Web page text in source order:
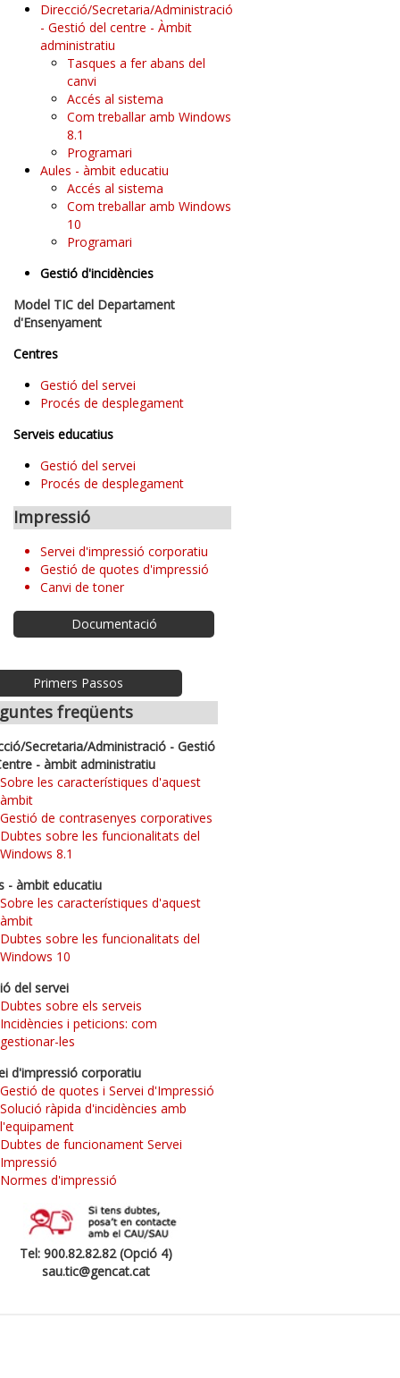
Direcció/Secretaria/Administració
- Gestió del centre - Àmbit
administratiu
Tasques a fer abans del
canvi
Accés al sistema
Com treballar amb Windows
8.1
Programari
Aules - àmbit educatiu
Accés al sistema
Com treballar amb Windows
10
Programari
Gestió d'incidències
Model TIC del Departament
d'Ensenyament
Centres
Gestió del servei
Procés de desplegament
Serveis educatius
Gestió del servei
Procés de desplegament
Impressió
Servei d'impressió corporatiu
Gestió de quotes d'impressió
Canvi de toner
Documentació
Primers Passos
freqüents
Secretaria/Administració - Gestió
- àmbit administratiu
Sobre les característiques d'aquest
àmbit
Gestió de contrasenyes corporatives
Dubtes sobre les funcionalitats del
Windows 8.1
- àmbit educatiu
Sobre les característiques d'aquest
àmbit
Dubtes sobre les funcionalitats del
Windows 10
del servei
Dubtes sobre els serveis
Incidències i peticions: com
gestionar-les
d'impressió corporatiu
Gestió de quotes i Servei d'Impressió
Solució ràpida d'incidències amb
l'equipament
Dubtes de funcionament Servei
Impressió
Normes d'impressió
Tel: 900.82.82.82 (Opció 4)
sau.tic@gencat.cat